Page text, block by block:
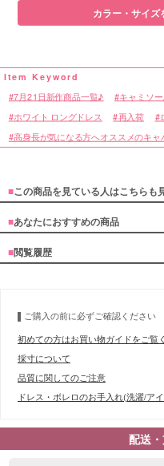
カラー・サイズ
7月21日新作商品一覧♪ キャミソ
ホワイト ロングドレス 再入荷
高身長が気になる方へオススメのキャ
■この商品を見ている人はこちらも
■あなたにおすすめの商品
■閲覧履歴
ご購入の前に必ずご確認ください
初めての方はお買い物ガイドをご覧
採寸について
品質に関してのご注意
ドレス・ボレロのお手入れ(洗濯/ア
配送